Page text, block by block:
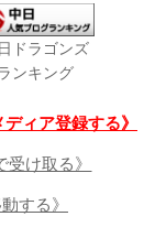
ドラゴンズ
ンキング
ィア登録する》
受け取る》
する》